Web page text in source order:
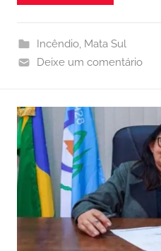
Incêndio, Mata Sul
Deixe um comentário